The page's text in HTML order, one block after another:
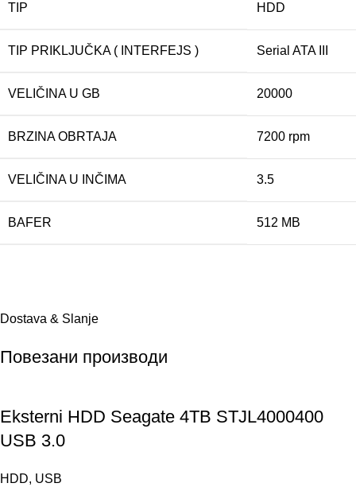
TIP HDD
TIP PRIKLJUČKA ( INTERFEJS ) Serial ATA III
VELIČINA U GB 20000
BRZINA OBRTAJA 7200 rpm
VELIČINA U INČIMA 3.5
BAFER 512 MB
Dostava & Slanje
Повезани производи
Eksterni HDD Seagate 4TB STJL4000400
USB 3.0
HDD, USB